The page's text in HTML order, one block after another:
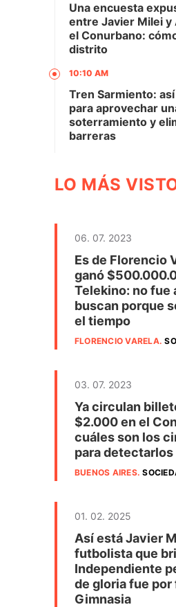
Una encuesta
entre Javier Milei y
el Conurbano:
distrito
10:10 AM
Tren Sarmiento:
para aprovechar
soterramiento y
barreras
LO MÁS
06. 07. 2023
Es de Florencio
ganó
Telekino: no fue
buscan porque
el tiempo
FLORENCIO VARELA.
03. 07. 2023
Ya circulan
$2.000 en el
cuáles son los
para detectarlos
BUENOS AIRES.
01. 02. 2025
Así está Javier
futbolista que
Independiente
de gloria fue por
Gimnasia